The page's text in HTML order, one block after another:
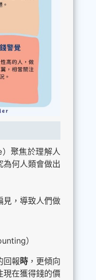
聚焦於理解人
為何人類會做出
見，導致人們做
）
回報 時 ，更傾向
現在獲得錢的價